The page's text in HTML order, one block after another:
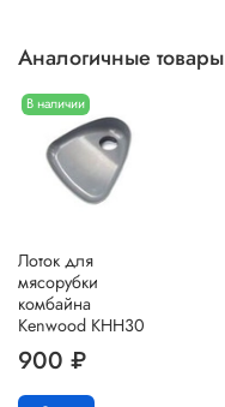
Аналогичные товары
В наличии
Лоток для
мясорубки
комбайна
Kenwood KHH30
900 ₽